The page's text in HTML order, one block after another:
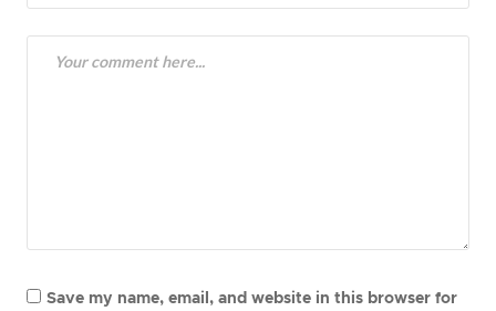
Save my name, email, and website in this browser for